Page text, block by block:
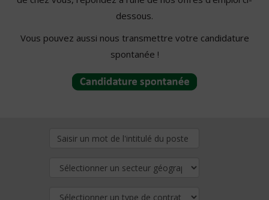
dessous.
Vous pouvez aussi nous transmettre votre candidature
spontanée !